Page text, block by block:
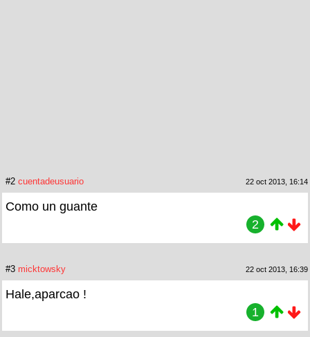
#2 cuentadeusuario 22 oct 2013, 16:14
Como un guante
2
#3 micktowsky 22 oct 2013, 16:39
Hale,aparcao !
1